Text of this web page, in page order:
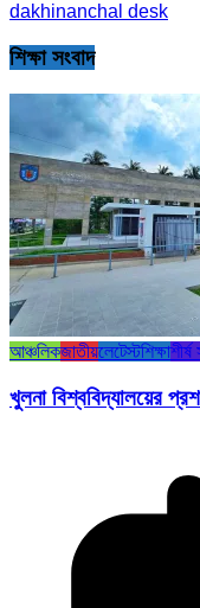
dakhinanchal desk
শিক্ষা সংবাদ
আঞ্চলিকজাতীয়লেটেস্টশিক্ষাশীর্ষ
খুলনা বিশ্ববিদ্যালয়ের